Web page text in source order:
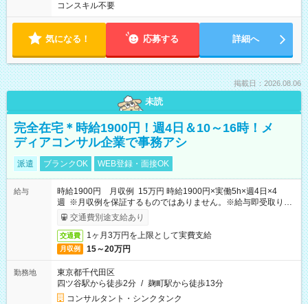
コンスキル不要
気になる！ 応募する 詳細へ
掲載日：2026.08.06
未読
完全在宅＊時給1900円！週4日＆10～16時！メ
ディアコンサル企業で事務アシ
派遣 ブランクOK WEB登録・面接OK
給与
時給1900円 月収例 15万円 時給1900円×実働5h×週4日×4
週 ※月収例を保証するものではありません。※給与即受取りサ
ービス利用可（利用条件有）
交通費別途支給あり
交通費 1ヶ月3万円を上限として実費支給
月収例 15～20万円
勤務地
東京都千代田区
四ツ谷駅から徒歩2分 / 麹町駅から徒歩13分
コンサルタント・シンクタンク